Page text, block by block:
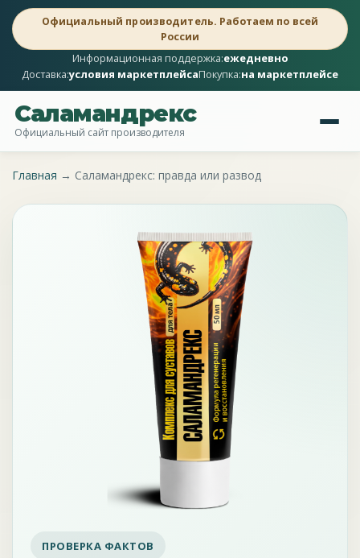
Официальный производитель. Работаем по всей
России
Информационная поддержка:ежедневно
Доставка:условия маркетплейсаПокупка:на маркетплейсе
Саламандрекс
Официальный сайт производителя
Главная → Саламандрекс: правда или развод
ПРОВЕРКА ФАКТОВ